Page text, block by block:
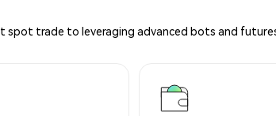
spot trade to leveraging advanced bots and